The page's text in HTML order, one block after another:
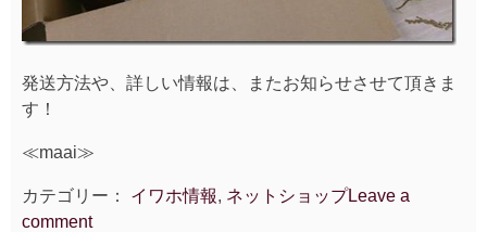
発送方法や、詳しい情報は、またお知らせさせて頂きま
す！
≪maai≫
カテゴリー： イワホ情報, ネットショップLeave a
comment